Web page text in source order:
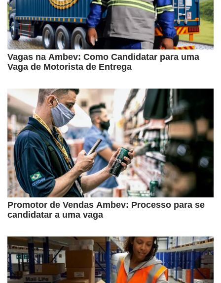
Vagas na Ambev: Como Candidatar para uma
Vaga de Motorista de Entrega
Promotor de Vendas Ambev: Processo para se
candidatar a uma vaga